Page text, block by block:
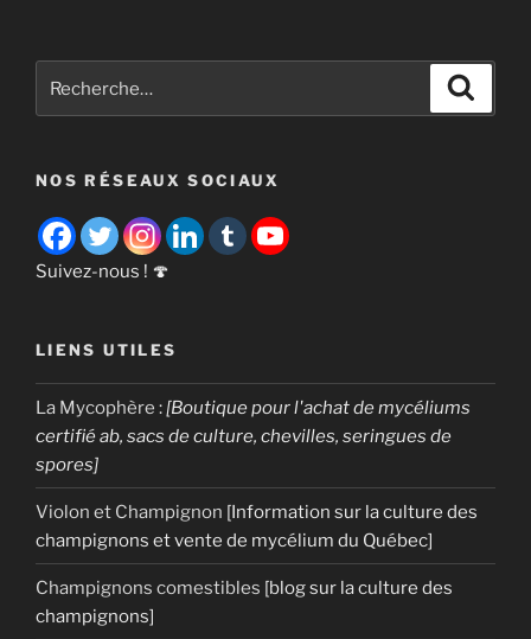
pour
NOS RÉSEAUX SOCIAUX
Suivez-nous ! 🍄
LIENS UTILES
La Mycophère :[Boutique pour l'achat de mycéliums
certifié ab, sacs de culture, chevilles, seringues de
spores]
Violon et Champignon [Information sur la culture des
champignons et vente de mycélium du Québec]
Champignons comestibles [blog sur la culture des
champignons]